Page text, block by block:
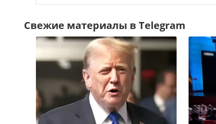
Свежие материалы в Telegram